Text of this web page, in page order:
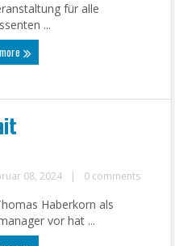
für alle
...
08, 2024 | 0 comments
Haberkorn als
vor hat ...